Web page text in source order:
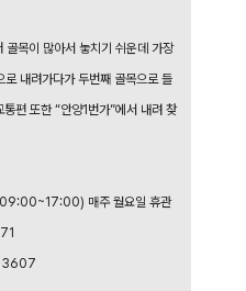
골목이 많아서 놓치기 쉬운데 가장
내려가다가 두번째 골목으로 들
편 또한 “안양1번가”에서 내려 찾
매주 월요일 휴관
3607